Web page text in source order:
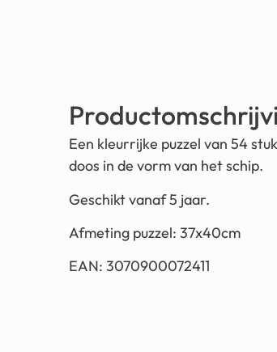
Een kleurrijke puzzel van 54
doos in de vorm van het schip.
Geschikt vanaf 5 jaar.
Afmeting puzzel: 37x40cm
EAN: 3070900072411